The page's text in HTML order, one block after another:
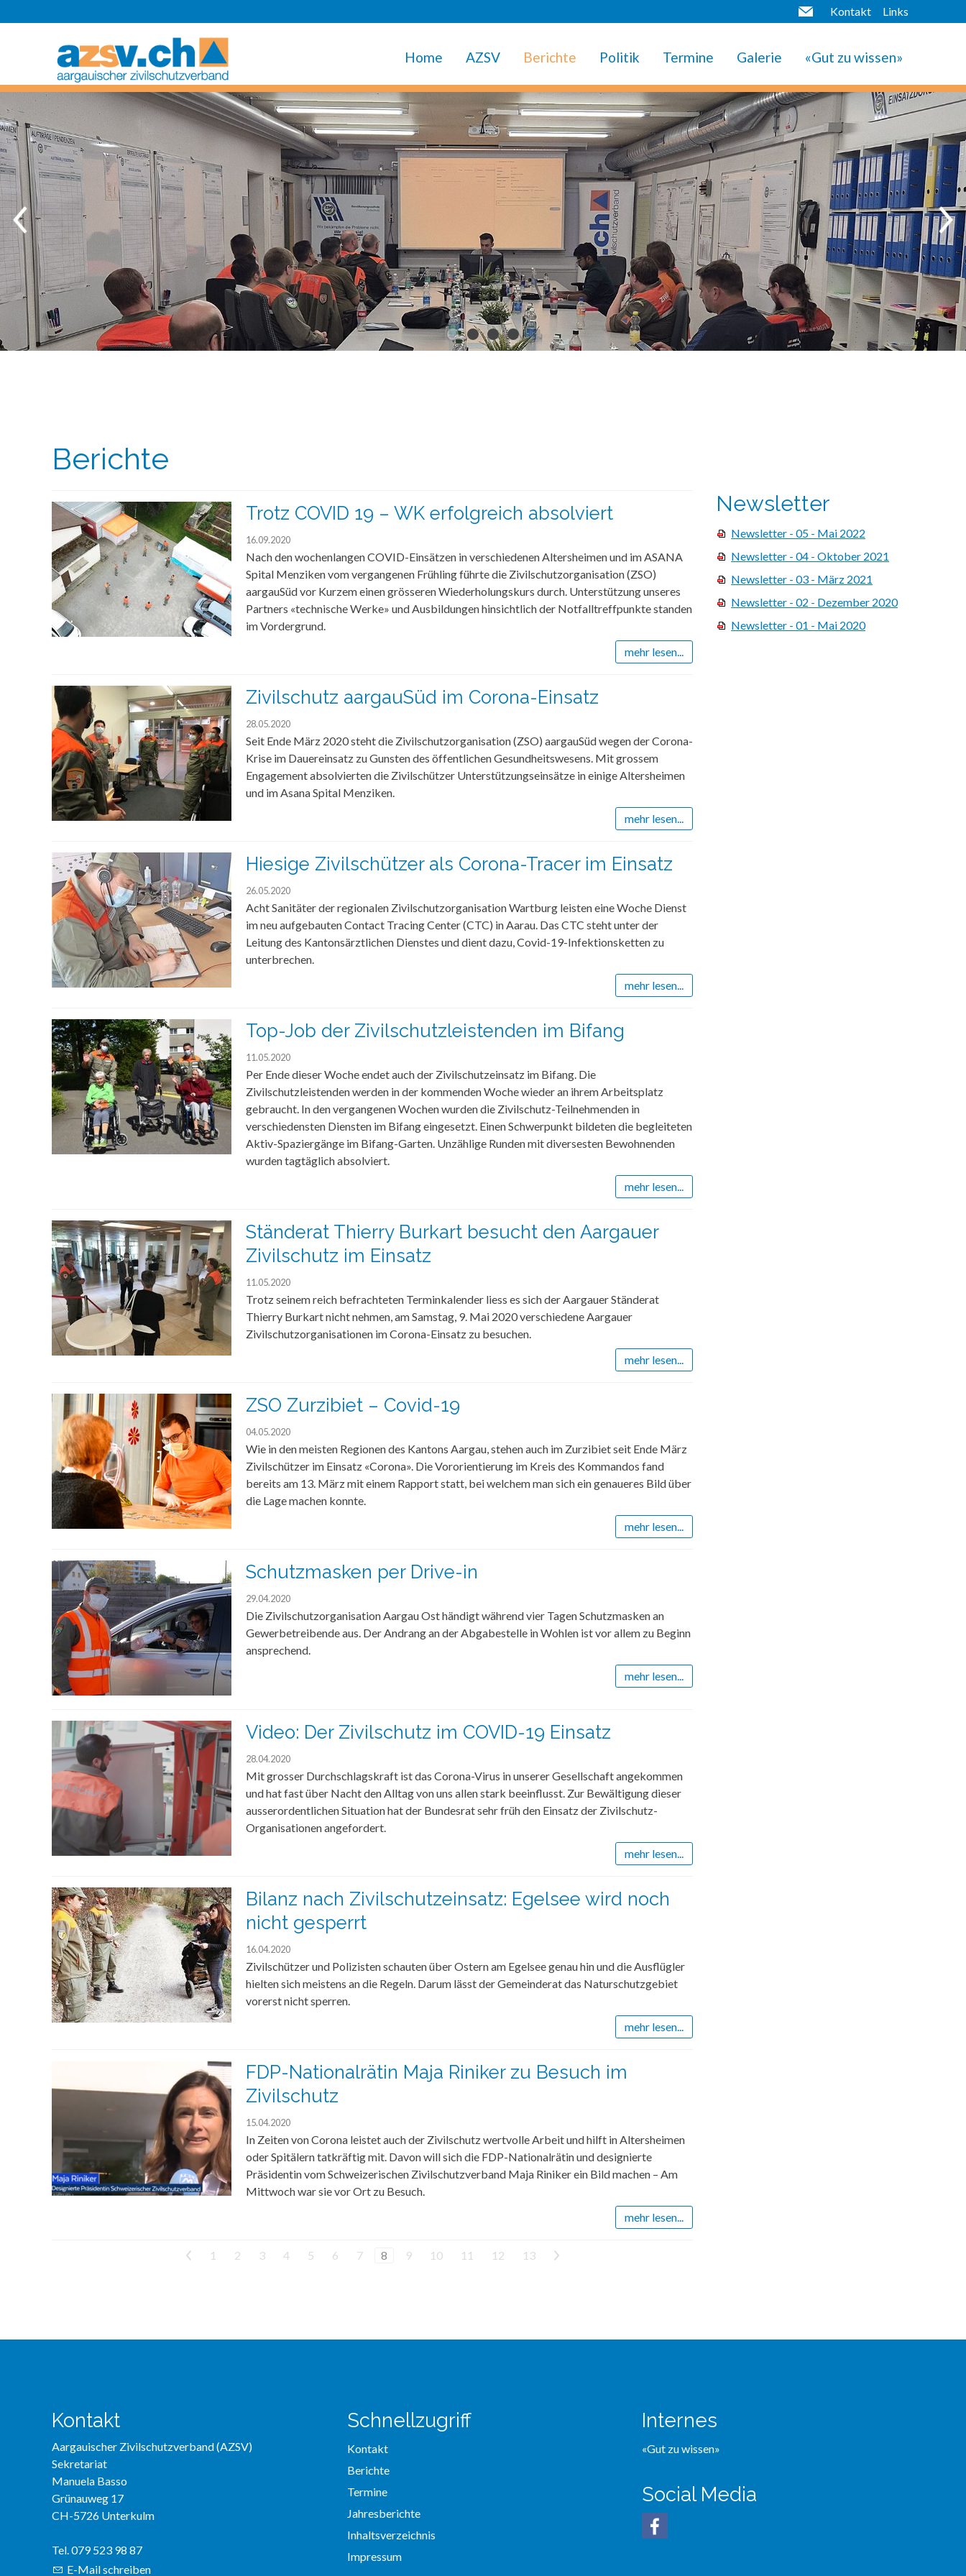
Links
Kontakt
Home AZSV Berichte Politik Termine Galerie «Gut zu wissen»
Berichte
Trotz COVID 19 – WK erfolgreich absolviert
16.09.2020
Nach den wochenlangen COVID-Einsätzen in verschiedenen Altersheimen und im ASANA
Spital Menziken vom vergangenen Frühling führte die Zivilschutzorganisation (ZSO)
aargauSüd vor Kurzem einen grösseren Wiederholungskurs durch. Unterstützung unseres
Partners «technische Werke» und Ausbildungen hinsichtlich der Notfalltreffpunkte standen
im Vordergrund.
mehr lesen...
Zivilschutz aargauSüd im Corona-Einsatz
28.05.2020
Seit Ende März 2020 steht die Zivilschutzorganisation (ZSO) aargauSüd wegen der Corona-
Krise im Dauereinsatz zu Gunsten des öffentlichen Gesundheitswesens. Mit grossem
Engagement absolvierten die Zivilschützer Unterstützungseinsätze in einige Altersheimen
und im Asana Spital Menziken.
mehr lesen...
Hiesige Zivilschützer als Corona-Tracer im Einsatz
26.05.2020
Acht Sanitäter der regionalen Zivilschutzorganisation Wartburg leisten eine Woche Dienst
im neu aufgebauten Contact Tracing Center (CTC) in Aarau. Das CTC steht unter der
Leitung des Kantonsärztlichen Dienstes und dient dazu, Covid-19-Infektionsketten zu
unterbrechen.
mehr lesen...
Top-Job der Zivilschutzleistenden im Bifang
11.05.2020
Per Ende dieser Woche endet auch der Zivilschutzeinsatz im Bifang. Die
Zivilschutzleistenden werden in der kommenden Woche wieder an ihrem Arbeitsplatz
gebraucht. In den vergangenen Wochen wurden die Zivilschutz-Teilnehmenden in
verschiedensten Diensten im Bifang eingesetzt. Einen Schwerpunkt bildeten die begleiteten
Aktiv-Spaziergänge im Bifang-Garten. Unzählige Runden mit diversesten Bewohnenden
wurden tagtäglich absolviert.
mehr lesen...
Ständerat Thierry Burkart besucht den Aargauer
Zivilschutz im Einsatz
11.05.2020
Trotz seinem reich befrachteten Terminkalender liess es sich der Aargauer Ständerat
Thierry Burkart nicht nehmen, am Samstag, 9. Mai 2020 verschiedene Aargauer
Zivilschutzorganisationen im Corona-Einsatz zu besuchen.
mehr lesen...
ZSO Zurzibiet – Covid-19
04.05.2020
Wie in den meisten Regionen des Kantons Aargau, stehen auch im Zurzibiet seit Ende März
Zivilschützer im Einsatz «Corona». Die Vororientierung im Kreis des Kommandos fand
bereits am 13. März mit einem Rapport statt, bei welchem man sich ein genaueres Bild über
die Lage machen konnte.
mehr lesen...
Schutzmasken per Drive-in
29.04.2020
Die Zivilschutzorganisation Aargau Ost händigt während vier Tagen Schutzmasken an
Gewerbetreibende aus. Der Andrang an der Abgabestelle in Wohlen ist vor allem zu Beginn
ansprechend.
mehr lesen...
Video: Der Zivilschutz im COVID-19 Einsatz
28.04.2020
Mit grosser Durchschlagskraft ist das Corona-Virus in unserer Gesellschaft angekommen
und hat fast über Nacht den Alltag von uns allen stark beeinflusst. Zur Bewältigung dieser
ausserordentlichen Situation hat der Bundesrat sehr früh den Einsatz der Zivilschutz-
Organisationen angefordert.
mehr lesen...
Bilanz nach Zivilschutzeinsatz: Egelsee wird noch
nicht gesperrt
16.04.2020
Zivilschützer und Polizisten schauten über Ostern am Egelsee genau hin und die Ausflügler
hielten sich meistens an die Regeln. Darum lässt der Gemeinderat das Naturschutzgebiet
vorerst nicht sperren.
mehr lesen...
FDP-Nationalrätin Maja Riniker zu Besuch im
Zivilschutz
15.04.2020
In Zeiten von Corona leistet auch der Zivilschutz wertvolle Arbeit und hilft in Altersheimen
oder Spitälern tatkräftig mit. Davon will sich die FDP-Nationalrätin und designierte
Präsidentin vom Schweizerischen Zivilschutzverband Maja Riniker ein Bild machen – Am
Mittwoch war sie vor Ort zu Besuch.
mehr lesen...
< 1 2 3 4 5 6 7 8 9 10 11 12 13 >
Newsletter
Newsletter - 05 - Mai 2022
Newsletter - 04 - Oktober 2021
Newsletter - 03 - März 2021
Newsletter - 02 - Dezember 2020
Newsletter - 01 - Mai 2020
Kontakt
Aargauischer Zivilschutzverband (AZSV)
Sekretariat
Manuela Basso
Grünauweg 17
CH-5726 Unterkulm
Tel. 079 523 98 87
E-Mail schreiben
Schnellzugriff
Kontakt
Berichte
Termine
Jahresberichte
Inhaltsverzeichnis
Impressum
Internes
«Gut zu wissen»
Social Media